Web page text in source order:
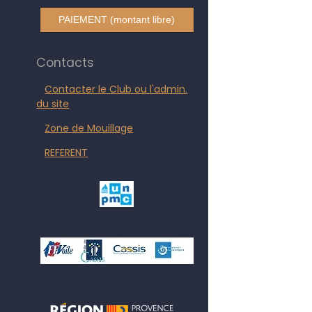
PAIEMENT (montant libre)
Contacts
Contacter le Club ou l'admin.
du site
Zone de Mouillage
REFERENT